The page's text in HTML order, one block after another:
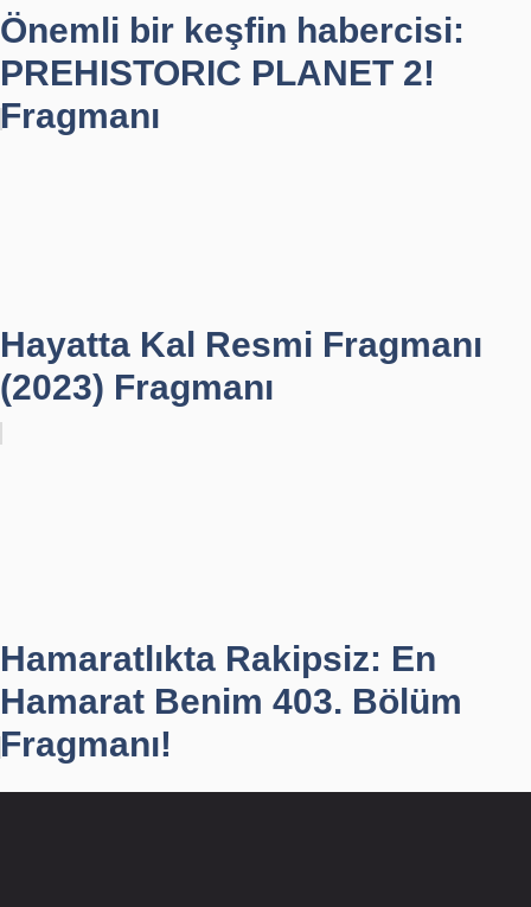
Önemli bir keşfin habercisi:
PREHISTORIC PLANET 2!
Fragmanı
Hayatta Kal Resmi Fragmanı
(2023) Fragmanı
Hamaratlıkta Rakipsiz: En
Hamarat Benim 403. Bölüm
Fragmanı!